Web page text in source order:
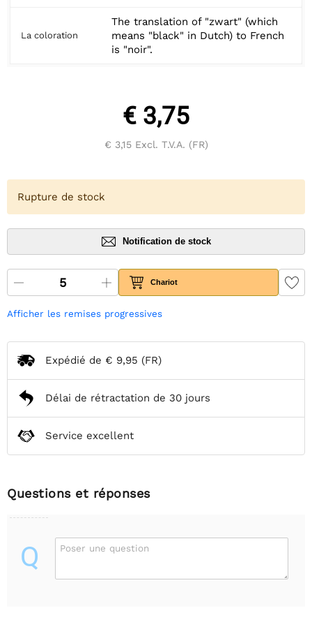
La coloration
The translation of "zwart" (which
means "black" in Dutch) to French
is "noir".
€ 3,75
€ 3,15Excl. T.V.A. (FR)
Rupture de stock
Notification de stock
Chariot
Afficher les remises progressives
Expédié de € 9,95 (FR)
Délai de rétractation de 30 jours
Service excellent
Questions et réponses
Q Poser une question